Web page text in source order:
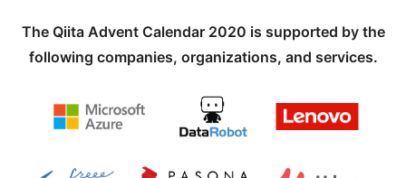
The Qiita Advent Calendar 2020 is supported by the
following companies, organizations, and services.